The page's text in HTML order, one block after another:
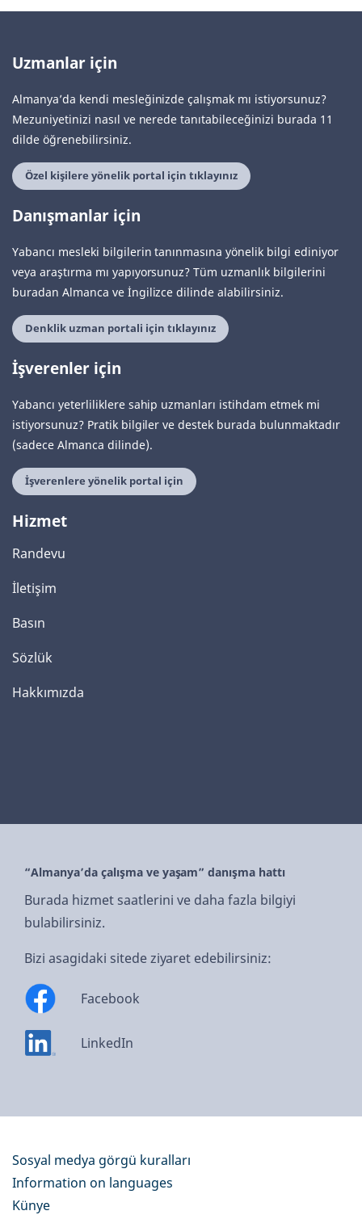
Uzmanlar için
Almanya’da kendi mesleğinizde çalışmak mı istiyorsunuz?
Mezuniyetinizi nasıl ve nerede tanıtabileceğinizi burada 11
dilde öğrenebilirsiniz.
Özel kişilere yönelik portal için tıklayınız
Danışmanlar için
Yabancı mesleki bilgilerin tanınmasına yönelik bilgi ediniyor
veya araştırma mı yapıyorsunuz? Tüm uzmanlık bilgilerini
buradan Almanca ve İngilizce dilinde alabilirsiniz.
Denklik uzman portali için tıklayınız
İşverenler için
Yabancı yeterliliklere sahip uzmanları istihdam etmek mi
istiyorsunuz? Pratik bilgiler ve destek burada bulunmaktadır
(sadece Almanca dilinde).
İşverenlere yönelik portal için
Hizmet
Randevu
İletişim
Basın
Sözlük
Hakkımızda
“Almanya’da çalışma ve yaşam” danışma hattı
Burada hizmet saatlerini ve daha fazla bilgiyi
bulabilirsiniz.
Bizi asagidaki sitede ziyaret edebilirsiniz:
Facebook
LinkedIn
Sosyal medya görgü kuralları
Information on languages
Künye